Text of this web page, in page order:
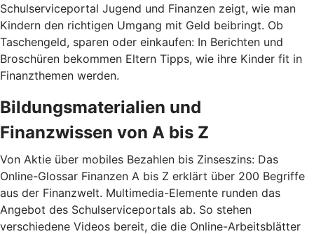
Schulserviceportal Jugend und Finanzen zeigt, wie man
Kindern den richtigen Umgang mit Geld beibringt. Ob
Taschengeld, sparen oder einkaufen: In Berichten und
Broschüren bekommen Eltern Tipps, wie ihre Kinder fit in
Finanzthemen werden.
Bildungsmaterialien und
Finanzwissen von A bis Z
Von Aktie über mobiles Bezahlen bis Zinseszins: Das
Online-Glossar Finanzen A bis Z erklärt über 200 Begriffe
aus der Finanzwelt. Multimedia-Elemente runden das
Angebot des Schulserviceportals ab. So stehen
verschiedene Videos bereit, die die Online-Arbeitsblätter